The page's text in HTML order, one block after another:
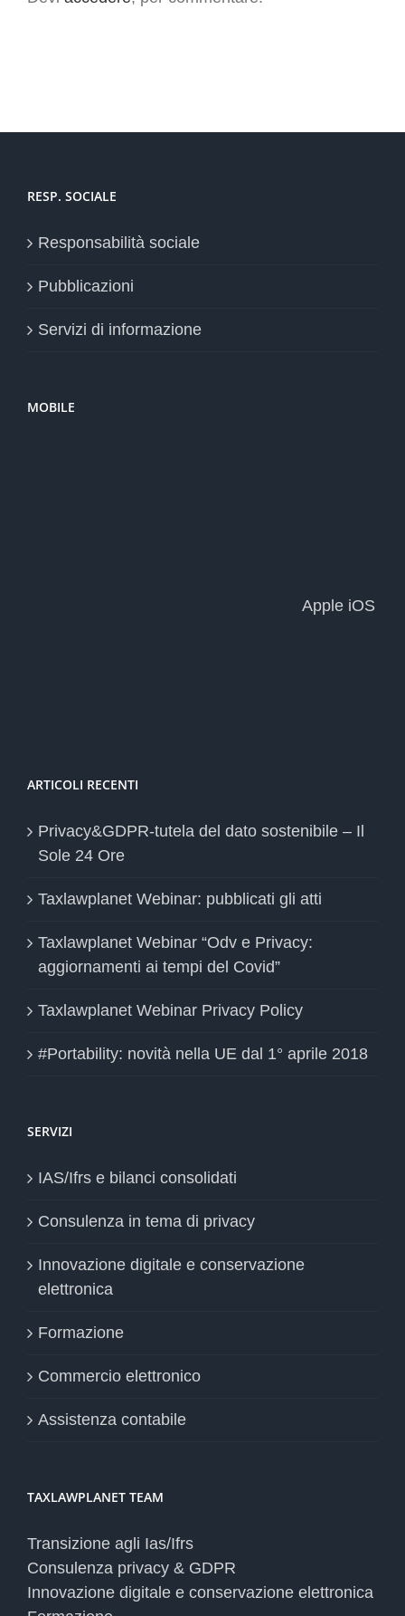
RESP. SOCIALE
Responsabilità sociale
Pubblicazioni
Servizi di informazione
MOBILE
Apple iOS
ARTICOLI RECENTI
Privacy&GDPR-tutela del dato sostenibile – Il
Sole 24 Ore
Taxlawplanet Webinar: pubblicati gli atti
Taxlawplanet Webinar “Odv e Privacy:
aggiornamenti ai tempi del Covid”
Taxlawplanet Webinar Privacy Policy
#Portability: novità nella UE dal 1° aprile 2018
SERVIZI
IAS/Ifrs e bilanci consolidati
Consulenza in tema di privacy
Innovazione digitale e conservazione
elettronica
Formazione
Commercio elettronico
Assistenza contabile
TAXLAWPLANET TEAM
Transizione agli Ias/Ifrs
Consulenza privacy & GDPR
Innovazione digitale e conservazione elettronica